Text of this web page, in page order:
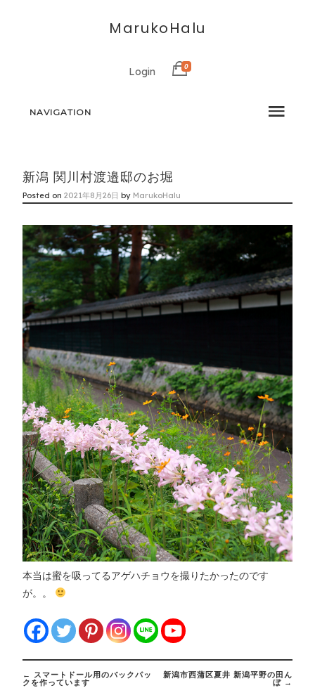
MarukoHalu
Login 0
NAVIGATION
新潟 関川村渡邉邸のお堀
Posted on2021年8月26日 by MarukoHalu
本当は蜜を吸ってるアゲハチョウを撮りたかったのです
が。。
Post
navigation
← スマートドール用のバックパッ
クを作っています
新潟市西蒲区夏井 新潟平野の田ん
ぼ →